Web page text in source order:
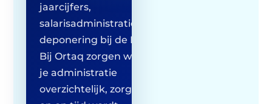
jaarcijfers,
salarisadministratie en
deponering bij de KvK.
Bij Ortaq zorgen wij dat
je administratie
overzichtelijk, zorgvuldig